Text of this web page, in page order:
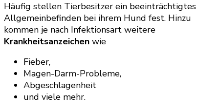
Häufig stellen Tierbesitzer ein beeinträchtigtes
Allgemeinbefinden bei ihrem Hund fest. Hinzu
kommen je nach Infektionsart weitere
Krankheitsanzeichen wie
Fieber,
Magen-Darm-Probleme,
Abgeschlagenheit
und viele mehr.